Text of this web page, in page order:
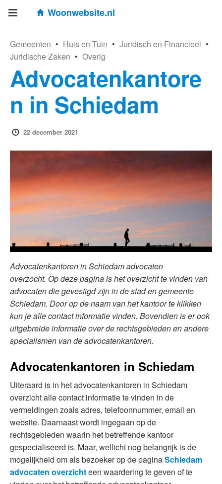
Woonwebsite.nl
Gemeenten • Huis en Tuin • Juridisch en Financieel •
Juridische Zaken • Overig
Advocatenkantore
n in Schiedam
22 december 2021
Advocatenkantoren in Schiedam advocaten
overzocht. Op deze pagina is het overzicht te vinden van
advocaten die gevestigd zijn in de stad en gemeente
Schiedam. Door op de naam van het kantoor te klikken
kun je alle contact informatie vinden. Bovendien is er ook
uitgebreide informatie over de rechtsgebieden en andere
specialismen van de advocatenkantoren.
Advocatenkantoren in Schiedam
Uiteraard is in het advocatenkantoren in Schiedam
overzicht alle contact informatie te vinden in de
vermeldingen zoals adres, telefoonnummer, email en
website. Daarnaast wordt ingegaan op de
rechtsgebieden waarin het betreffende kantoor
gespecialiseerd is. Maar, wellicht nog belangrijk is de
mogelijkheid om als bezoeker op de paginaSchiedam
advocaten overzichteen waardering te geven of te